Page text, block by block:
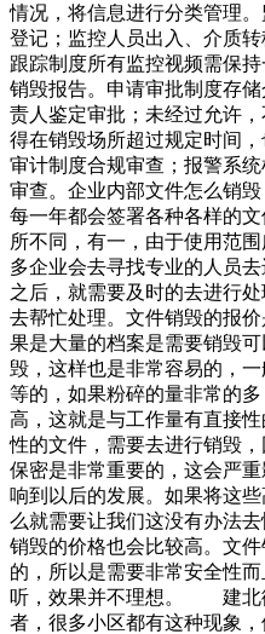
情况，将信息进行分类管理
登记；监控人员出入、介质
跟踪制度所有监控视频需保
销毁报告。申请审批制度存
责人鉴定审批；未经过允许
得在销毁场所超过规定时间
审计制度合规审查；报警系
审查。企业内部文件怎么销
每一年都会签署各种各样的
所不同，有一，由于使用范
多企业会去寻找专业的人员
之后，就需要及时的去进行
去帮忙处理。文件销毁的报
果是大量的档案是需要销毁
毁，这样也是非常容易的，
等的，如果粉碎的量非常的
高，这就是与工作量有直接
性的文件，需要去进行销毁
保密是非常重要的，这会严
响到以后的发展。如果将这
么就需要让我们这没有办法
销毁的价格也会比较高。文
的，所以是需要非常安全性
听，效果并不理想。 建北
者，很多小区都有这种现象